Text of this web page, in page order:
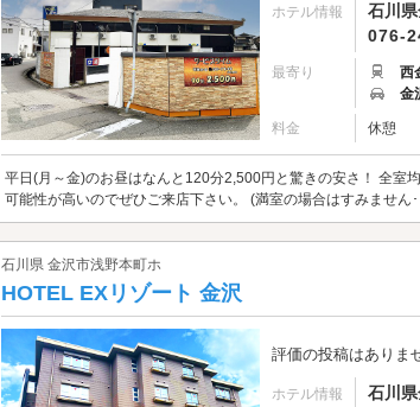
ホテル情報
石川
076-
最寄り
西
金
料金 休憩
平日(月～金)のお昼はなんと120分2,500円と驚きの安さ！ 全室
可能性が高いのでぜひご来店下さい。 (満室の場合はすみません
石川県 金沢市浅野本町ホ
HOTEL EXリゾート 金沢
評価の投稿はありま
ホテル情報
石川